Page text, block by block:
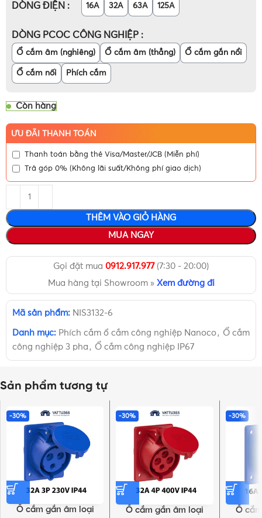
DÒNG ĐIỆN 16A 32A 63A 125A
DÒNG PCOC CÔNG NGHIỆP
Ổ cắm âm (nghiêng) Ổ cắm âm (thẳng) Ổ cắm gắn nổi
Ổ cắm nối Phích cắm
Còn hàng
ƯU ĐÃI THANH TOÁN
Thanh toán bằng thẻ Visa/Master/JCB (Miễn phí)
Trả góp 0% (Không lãi suất/Không phí giao dịch)
THÊM VÀO GIỎ HÀNG
MUA NGAY
Gọi đặt mua 0912.917.977(7:30 - 20:00)
Mua hàng tại Showroom » Xem đường đi
Mã sản phẩm: NIS3132-6
Danh mục: Phích cắm ổ cắm công nghiệp Nanoco, Ổ cắm
công nghiệp 3 pha , Ổ cắm công nghiệp IP67
Sản phẩm tương tự
-30%
Ổ cắm gắn âm loại
-30%
Ổ cắm gắn âm loại
-30%
Ổ